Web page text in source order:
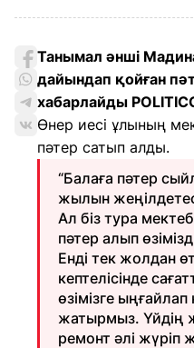
Танымал әнші
дайындап қойған
хабарлайды
Өнер иесі ұлының
пәтер сатып алды.
“Балаға пәтер
жылын
Ал біз тура
пәтер алып
Енді тек жолдан
кептелісінде
өзімізге
жатырмыз. Үйдің
ремонт әлі жүріп